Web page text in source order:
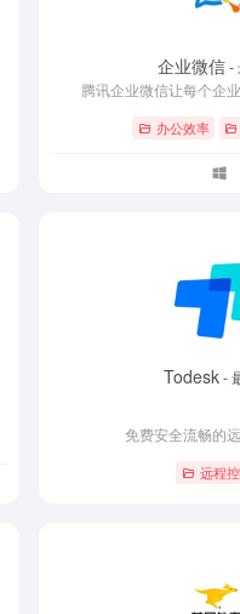
企业微信-
腾讯企业微信让每个企
办公效率
Todesk-
免费安全流畅的
远程